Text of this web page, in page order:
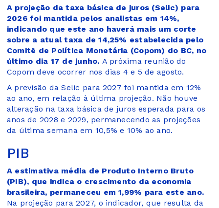
A projeção da taxa básica de juros (Selic) para
2026 foi mantida pelos analistas em 14%,
indicando que este ano haverá mais um corte
sobre a atual taxa de 14,25% estabelecida pelo
Comitê de Política Monetária (Copom) do BC, no
último dia 17 de junho. A próxima reunião do
Copom deve ocorrer nos dias 4 e 5 de agosto.
A previsão da Selic para 2027 foi mantida em 12%
ao ano, em relação à última projeção. Não houve
alteração na taxa básica de juros esperada para os
anos de 2028 e 2029, permanecendo as projeções
da última semana em 10,5% e 10% ao ano.
PIB
A estimativa média de Produto Interno Bruto
(PIB), que indica o crescimento da economia
brasileira, permaneceu em 1,99% para este ano.
Na projeção para 2027, o indicador, que resulta da